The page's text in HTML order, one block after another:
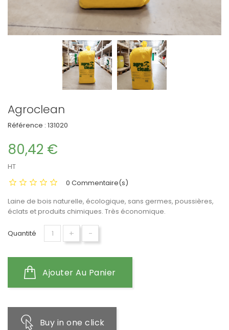
Agroclean
Référence : 131020
80,42 €
HT
0 Commentaire(s)
Laine de bois naturelle, écologique, sans germes, poussières,
éclats et produits chimiques. Très économique.
Quantité + -
Ajouter Au Panier
Buy in one click